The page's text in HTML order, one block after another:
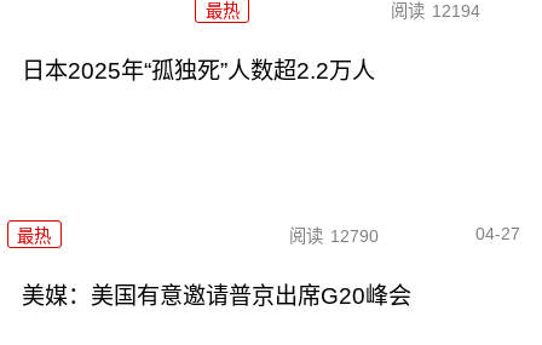
最热 阅读 12194
日本2025年“孤独死”人数超2.2万人
最热 阅读 12790 04-27
美媒：美国有意邀请普京出席G20峰会